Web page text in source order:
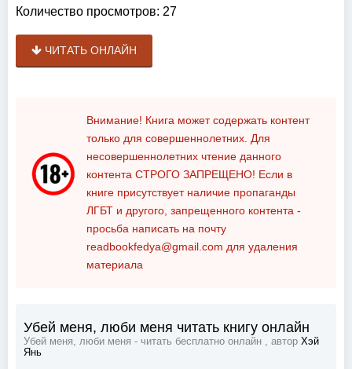
Количество просмотров: 27
ЧИТАТЬ ОНЛАЙН
Внимание! Книга может содержать контент
только для совершеннолетних. Для
несовершеннолетних чтение данного
контента СТРОГО ЗАПРЕЩЕНО! Если в
книге присутствует наличие пропаганды
ЛГБТ и другого, запрещенного контента -
просьба написать на почту
readbookfedya@gmail.com для удаления
материала
Убей меня, люби меня читать книгу онлайн
Убей меня, люби меня - читать бесплатно онлайн , автор Хэй
Янь